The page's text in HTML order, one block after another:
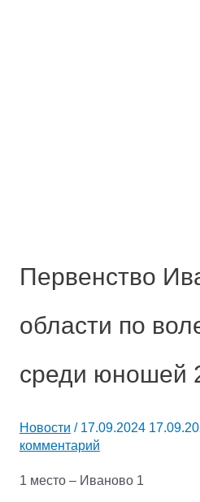
Первенство
области по
среди юношей
Новости / 17.09.2024
комментарий
1 место – Иваново 1